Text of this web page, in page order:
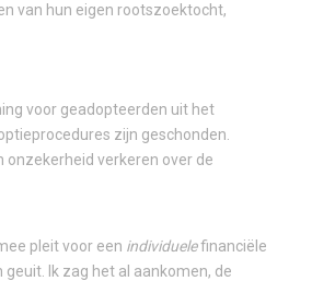
van hun eigen rootszoektocht,
voor geadopteerden uit het
zijn geschonden.
onzekerheid verkeren over de
pleit voor een individuelefinanciële
Ik zag het al aankomen, de